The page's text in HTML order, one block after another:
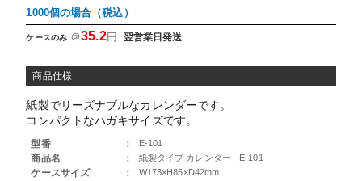
1000個の場合（税込）
ケースのみ ＠35.2円 翌営業日発送
商品仕様
紙製でリーズナブルなカレンダーです。
コンパクトなハガキサイズです。
型番 ： E-101
商品名 ： 紙製タイプ カレンダー - E-101
ケースサイズ ： W173×H85×D42mm